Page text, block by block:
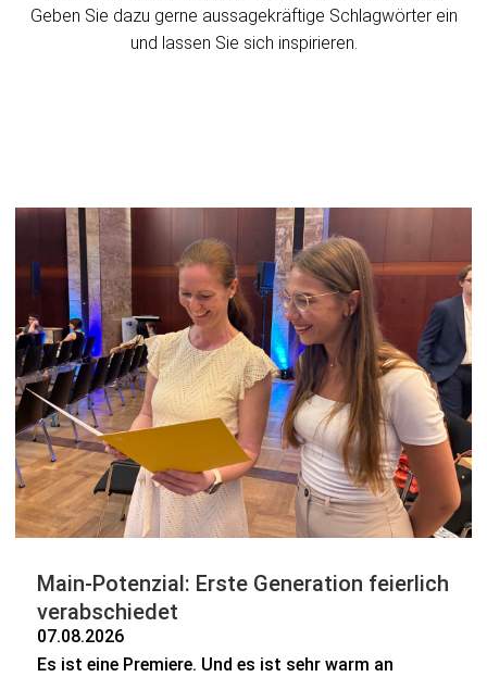
Geben Sie dazu gerne aussagekräftige Schlagwörter ein
und lassen Sie sich inspirieren.
Main-Potenzial: Erste Generation feierlich
verabschiedet
07.08.2026
Es ist eine Premiere. Und es ist sehr warm an